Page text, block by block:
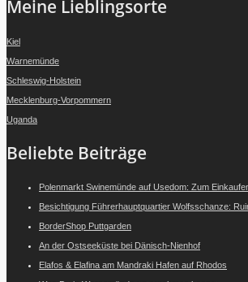
Meine Lieblingsorte
Kiel
Warnemünde
Schleswig-Holstein
Mecklenburg-Vorpommern
Uganda
Beliebte Beiträge
Polenmarkt Swinemünde auf Usedom: Zum
Besichtigung Führerhauptquartier Wolfsschanze:
BorderShop Puttgarden
An der Ostseeküste bei Dänisch-Nienhof
Elafos & Elafina am Mandraki Hafen auf Rhodos